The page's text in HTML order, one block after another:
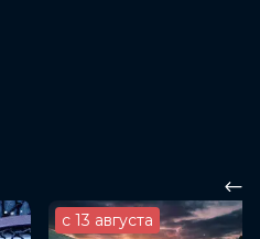
с 13 августа